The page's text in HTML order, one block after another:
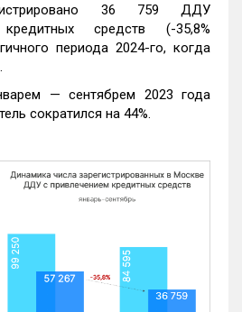
36 759 ДДУ
средств (-35,8%
периода 2024-го, когда
— сентябрем 2023 года
сократился на 44%.